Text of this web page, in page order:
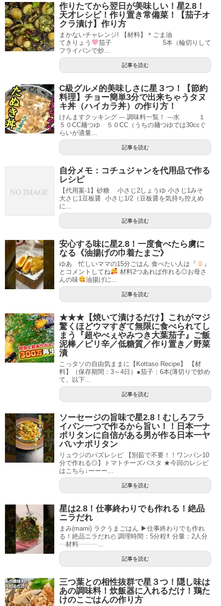
作りたてから翌日が美味しい！星2.8！
天才レシピ！作り置き常備菜！【茄子オ
クラ漬け】作り方
まかないチャレンジ! 【材料】＊ごま油
てきりょう
茄子 5本（輪切りして
フライパンで炒...
記事を読む
C級グルメ的美味しさに星３つ！【節約
料理】チョー簡単3分で出来ちゃうタヌ
キ丼（ハイカラ丼）の作り方！
けんますクッキング --- 調味料一覧！ ---水 １
５０CC麺つゆ ５０CC（うちの麺つゆでは30ccぐ
らいが適量...
記事を読む
自分メモ：コチュジャンを代用品で作る
レシピ
【代用案-1】砂糖 小さじ2しょうゆ 小さじ1みそ
大さじ1豆板醤 小さじ1/2（豆板醤を気持ち控えめ
に...
記事を読む
安心する味に星2.8！一度食べたら虜に
なる《油揚げの巾着たまご》
ゆあ 忙しいママの15分ごはん 食べたい人は『
』
とコメントしてね
材料2つあれば作れる◎お母さ
んの味
油揚げに...
記事を読む
★★★【焼いて漬けるだけ】これがマジ
驚くほどウマすぎて無限に食べられてし
まう『超やべぇやみつき大葉茄子』ご飯
泥棒／ピリ辛／低糖質／作り置き／野菜
漬
こっタソの自由気ままに【Kottaso Recipe】 【材
料】（保存期間：3～4日）●茄子：6本(薄切りで炒め
て、以下...
記事を読む
ソーセージの旨味で星2.8！むしろフラ
イパン一つで作るから旨い！！日本一ナ
ポリタンに自信がある男が作る日本一ヤ
バいナポリタン
リュウジのバズレシピ 【別茹で不要！！ワンパン10
分で作れる◎】トマトチーズパスタ ★今回のレシピ
はこちら↓ーーー...
記事を読む
星は2.8！仕事終わりでも作れる！絶品
ニラだれ
まみ(mami) ラクうまごはん ▶︎仕事終わりでも作れ
る！絶品ニラだれ◴ 調理時間：5分程𐀪 分量：2人分
┈材料┈┈┈...
記事を読む
三つ葉との相性抜群で星３つ！隠し味は
あの調味料！炊飯器に入れるだけ！鶏た
けのこごはんの作り方